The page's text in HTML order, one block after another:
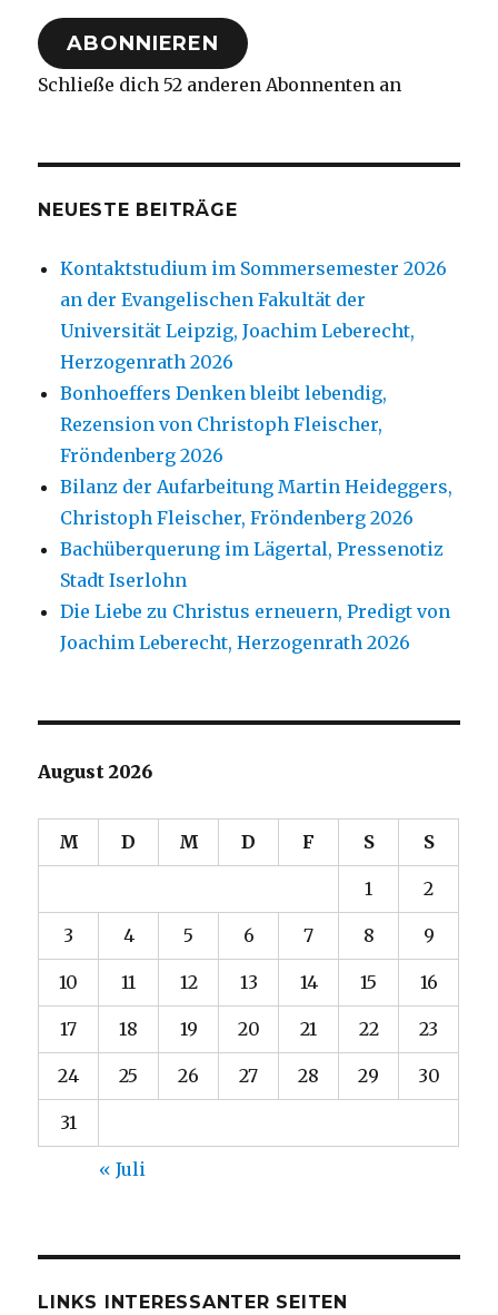
Adresse
ABONNIEREN
Schließe dich 52 anderen Abonnenten an
NEUESTE BEITRÄGE
Kontaktstudium im Sommersemester 2026
an der Evangelischen Fakultät der
Universität Leipzig, Joachim Leberecht,
Herzogenrath 2026
Bonhoeffers Denken bleibt lebendig,
Rezension von Christoph Fleischer,
Fröndenberg 2026
Bilanz der Aufarbeitung Martin Heideggers,
Christoph Fleischer, Fröndenberg 2026
Bachüberquerung im Lägertal, Pressenotiz
Stadt Iserlohn
Die Liebe zu Christus erneuern, Predigt von
Joachim Leberecht, Herzogenrath 2026
August 2026
M D M D F S S
1 2
3 4 5 6 7 8 9
10 11 12 13 14 15 16
17 18 19 20 21 22 23
24 25 26 27 28 29 30
31
« Juli
LINKS INTERESSANTER SEITEN